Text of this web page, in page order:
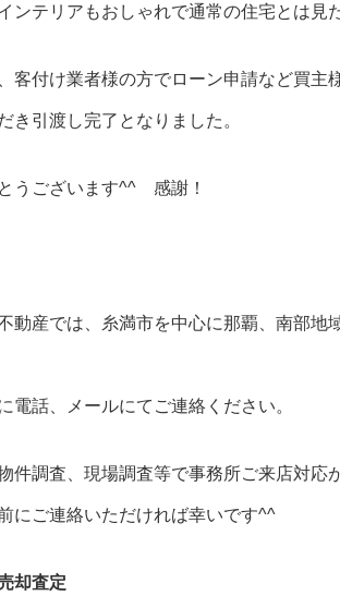
ンテリアもおしゃれで通常の住宅とは見
客付け業者様の方でローン申請など買主
き引渡し完了となりました。
うございます^^ 感謝！
動産では、糸満市を中心に那覇、南部
電話、メールにてご連絡ください。
件調査、現場調査等で事務所ご来店対応
にご連絡いただければ幸いです^^
却査定